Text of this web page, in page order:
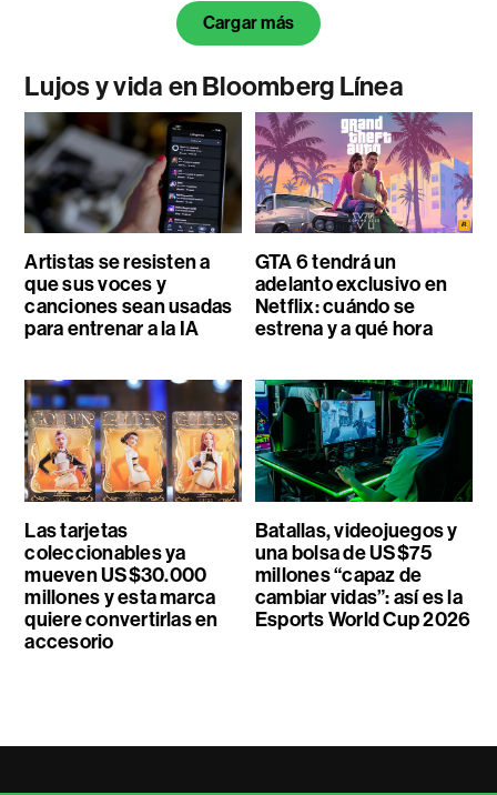
Cargar más
Lujos y vida en Bloomberg Línea
Artistas se resisten a
que sus voces y
canciones sean usadas
para entrenar a la IA
GTA 6 tendrá un
adelanto exclusivo en
Netflix: cuándo se
estrena y a qué hora
Las tarjetas
coleccionables ya
mueven US$30.000
millones y esta marca
quiere convertirlas en
accesorio
Batallas, videojuegos y
una bolsa de US$75
millones “capaz de
cambiar vidas”: así es la
Esports World Cup 2026